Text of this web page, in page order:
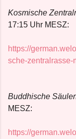
Kosmische
17:15 Uhr MESZ:
https://
sche-zentralrasse-
Buddhische
MESZ:
https://